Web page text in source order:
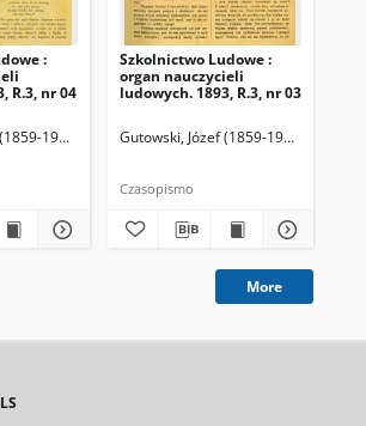
:
R.3, nr 04
1916). Redaktor
Szkolnictwo Ludowe :
organ nauczycieli
ludowych. 1893, R.3, nr 03
Gutowski, Józef (1859-1916).
Czasopismo
More